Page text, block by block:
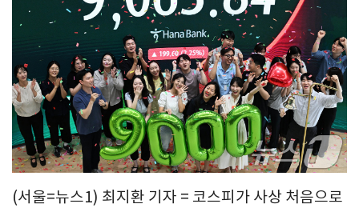
(서울=뉴스1) 최지환 기자 = 코스피가 사상 처음으로